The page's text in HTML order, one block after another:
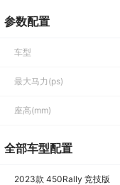
参数配置
车型
最大马力(ps)
座高(mm)
全部车型配置
2023款 450Rally 竞技版